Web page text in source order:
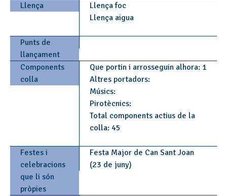
Llença
Llença foc
Llença aigua
Punts de
llançament
Components
colla
Que portin i arrosseguin alhora: 1
Altres portadors:
Músics:
Pirotècnics:
Total components actius de la
colla: 45
Festes i
celebracions
que li són
pròpies
Festa Major de Can Sant Joan
(23 de juny)